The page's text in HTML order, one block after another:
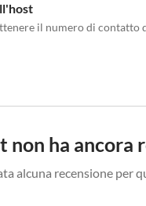
il numero di contatto
non ha ancora
alcuna recensione per